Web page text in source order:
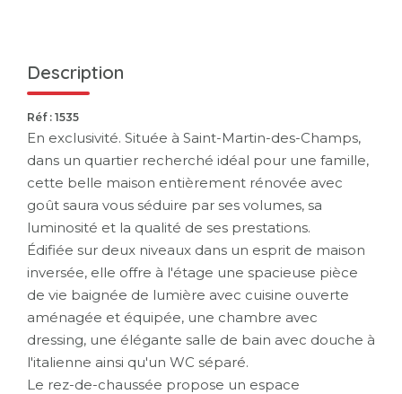
Description
Réf : 1535
En exclusivité. Située à Saint-Martin-des-Champs,
dans un quartier recherché idéal pour une famille,
cette belle maison entièrement rénovée avec
goût saura vous séduire par ses volumes, sa
luminosité et la qualité de ses prestations.
Édifiée sur deux niveaux dans un esprit de maison
inversée, elle offre à l'étage une spacieuse pièce
de vie baignée de lumière avec cuisine ouverte
aménagée et équipée, une chambre avec
dressing, une élégante salle de bain avec douche à
l'italienne ainsi qu'un WC séparé.
Le rez-de-chaussée propose un espace